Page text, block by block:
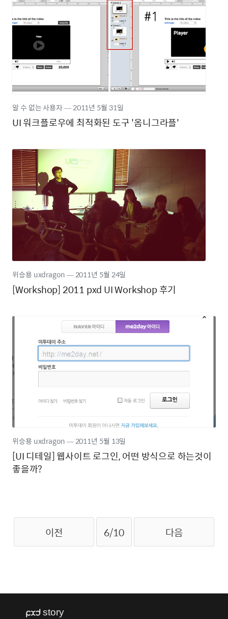
UI 워크플로우에 최적화된 도구 '옴니그라플'
알 수 없는 사용자―2011년 5월 31일
[Workshop] 2011 pxd UI Workshop 후기
위승용 uxdragon―2011년 5월 24일
[UI 디테일] 웹사이트 로그인, 어떤 방식으로 하는것이
좋을까?
위승용 uxdragon―2011년 5월 13일
이전 6/10 다음